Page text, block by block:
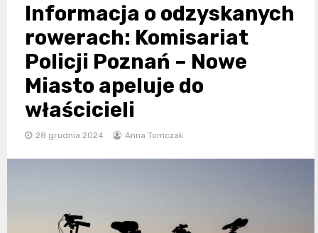
Informacja o odzyskanych
rowerach: Komisariat
Policji Poznań – Nowe
Miasto apeluje do
właścicieli
28 grudnia 2024 Anna Tomczak